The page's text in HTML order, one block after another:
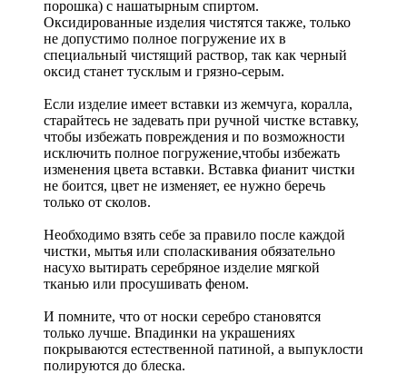
порошка) с нашатырным спиртом.
Оксидированные изделия чистятся также, только
не допустимо полное погружение их в
специальный чистящий раствор, так как черный
оксид станет тусклым и грязно-серым.
Если изделие имеет вставки из жемчуга, коралла,
старайтесь не задевать при ручной чистке вставку,
чтобы избежать повреждения и по возможности
исключить полное погружение,чтобы избежать
изменения цвета вставки. Вставка фианит чистки
не боится, цвет не изменяет, ее нужно беречь
только от сколов.
Необходимо взять себе за правило после каждой
чистки, мытья или споласкивания обязательно
насухо вытирать серебряное изделие мягкой
тканью или просушивать феном.
И помните, что от носки серебро становятся
только лучше. Впадинки на украшениях
покрываются естественной патиной, а выпуклости
полируются до блеска.